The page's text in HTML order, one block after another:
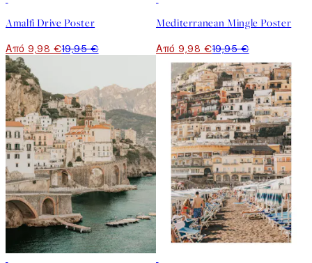
Amalfi Drive Poster
Από 9,98 €19,95 €
Mediterranean Mingle Poster
Από 9,98 €19,95 €